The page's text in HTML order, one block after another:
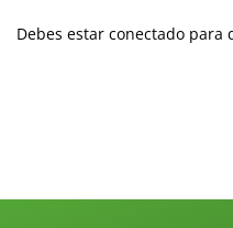
Debes estar conectado para